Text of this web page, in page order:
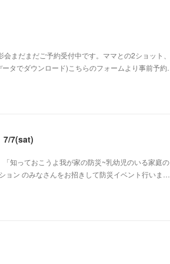
まだまだご予約受付中です。ママとの2ショット、
タでダウンロード)こちらのフォームより事前予約…
7/7(sat)
知っておこうよ我が家の防災~乳幼児のいる家庭の
ン のみなさんをお招きして防災イベント行いま…